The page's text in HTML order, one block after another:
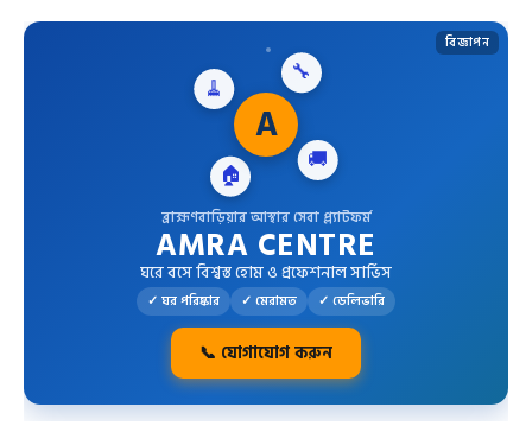
বিজ্ঞাপন
🏠
🧹
🔧
🚚
A
ব্রাহ্মণবাড়িয়ার আস্থার সেবা প্ল্যাটফর্ম
AMRA CENTRE
ঘরে বসে বিশ্বস্ত হোম ও প্রফেশনাল সার্ভিস
✓ ঘর পরিষ্কার ✓ মেরামত ✓ ডেলিভারি
📞 যোগাযোগ করুন